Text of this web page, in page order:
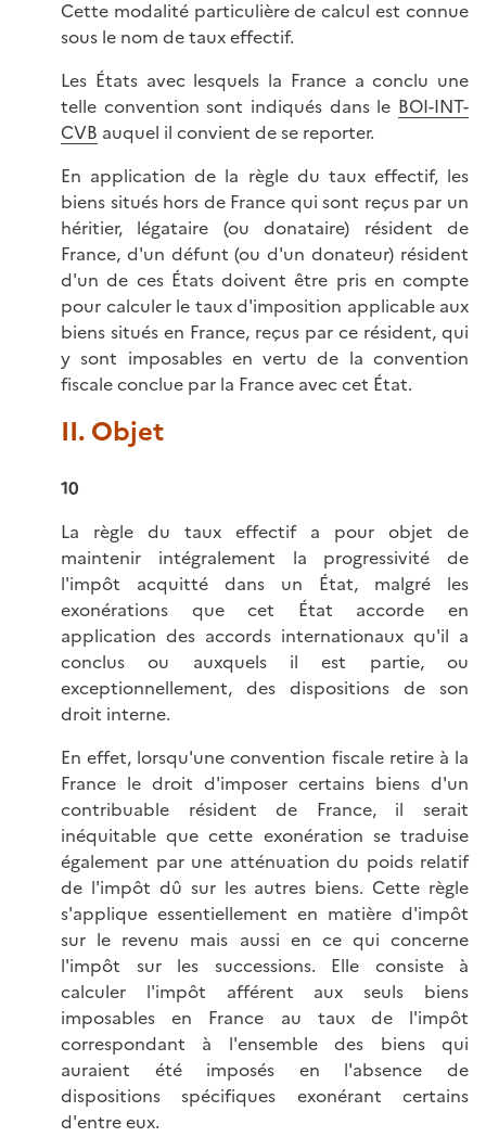
Cette modalité particulière de calcul est connue
sous le nom de taux effectif.
Les États avec lesquels la France a conclu une
telle convention sont indiqués dans le BOI-INT-
CVB auquel il convient de se reporter.
En application de la règle du taux effectif, les
biens situés hors de France qui sont reçus par un
héritier, légataire (ou donataire) résident de
France, d'un défunt (ou d'un donateur) résident
d'un de ces États doivent être pris en compte
pour calculer le taux d'imposition applicable aux
biens situés en France, reçus par ce résident, qui
y sont imposables en vertu de la convention
fiscale conclue par la France avec cet État.
II. Objet
10
La règle du taux effectif a pour objet de
maintenir intégralement la progressivité de
l'impôt acquitté dans un État, malgré les
exonérations que cet État accorde en
application des accords internationaux qu'il a
conclus ou auxquels il est partie, ou
exceptionnellement, des dispositions de son
droit interne.
En effet, lorsqu'une convention fiscale retire à la
France le droit d'imposer certains biens d'un
contribuable résident de France, il serait
inéquitable que cette exonération se traduise
également par une atténuation du poids relatif
de l'impôt dû sur les autres biens. Cette règle
s'applique essentiellement en matière d'impôt
sur le revenu mais aussi en ce qui concerne
l'impôt sur les successions. Elle consiste à
calculer l'impôt afférent aux seuls biens
imposables en France au taux de l'impôt
correspondant à l'ensemble des biens qui
auraient été imposés en l'absence de
dispositions spécifiques exonérant certains
d'entre eux.